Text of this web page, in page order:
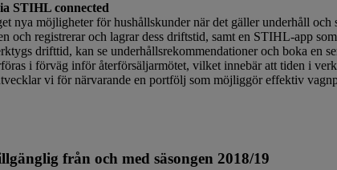
STIHL connected
nya möjligheter för hushållskunder när det gäller underhåll
och registrerar och lagrar dess driftstid, samt en STIHL-app
drifttid, kan se underhållsrekommendationer och boka en
i förväg inför återförsäljarmötet, vilket innebär att tiden i
vi för närvarande en portfölj som möjliggör effektiv
från och med säsongen 2018/19